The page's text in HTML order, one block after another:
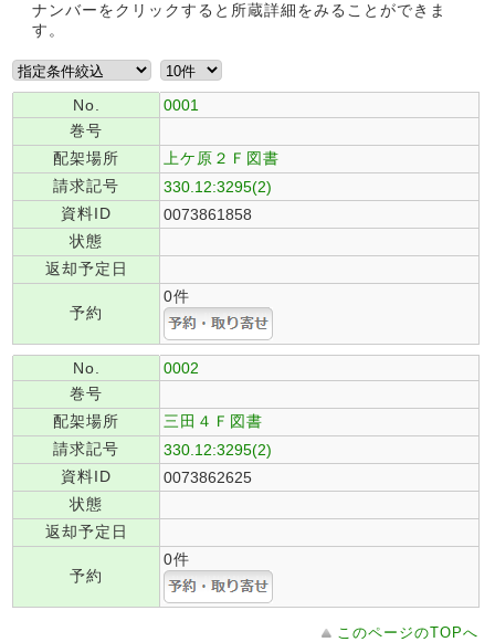
ナンバーをクリックすると所蔵詳細をみることができま
す。
No.
0001
巻号
配架場所
上ケ原２Ｆ図書
請求記号
330.12:3295(2)
資料ID
0073861858
状態
返却予定日
予約
0件
No.
0002
巻号
配架場所
三田４Ｆ図書
請求記号
330.12:3295(2)
資料ID
0073862625
状態
返却予定日
予約
0件
このページのTOPへ